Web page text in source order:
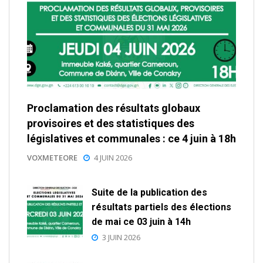
Proclamation des résultats globaux
provisoires et des statistiques des
législatives et communales : ce 4 juin à 18h
VOXMETEORE 4 JUIN 2026
Suite de la publication des
résultats partiels des élections
de mai ce 03 juin à 14h
3 JUIN 2026